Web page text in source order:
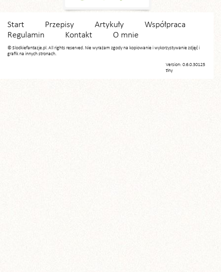
Start Przepisy Artykuły
Współpraca
Regulamin
Kontakt O mnie
© Slodkiefantazje.pl. All rights reserved. Nie wyrażam zgody na kopiowanie i wykorzystywanie zdjęć i
grafik na innych stronach.
Version: 0.6.0.30125
tiny